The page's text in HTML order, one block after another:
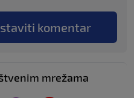
komentar
mrežama